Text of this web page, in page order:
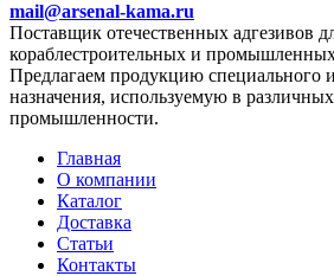
mail@arsenal-kama.ru
Поставщик отечественных адгезивов
кораблестроительных и
Предлагаем продукцию специального
назначения, используемую в
промышленности.
Главная
О компании
Каталог
Доставка
Статьи
Контакты